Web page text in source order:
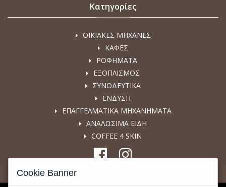
Κατηγορίες
ΟΙΚΙΑΚΕΣ ΜΗΧΑΝΕΣ
ΚΑΦΕΣ
ΡΟΦΗΜΑΤΑ
ΕΞΟΠΛΙΣΜΟΣ
ΣΥΝΟΔΕΥΤΙΚΑ
ΕΝΔΥΣΗ
ΕΠΑΓΓΕΛΜΑΤΙΚΑ ΜΗΧΑΝΗΜΑΤΑ
ΑΝΑΛΩΣΙΜΑ ΕΙΔΗ
COFFEE 4 SKIN
Cookie Banner